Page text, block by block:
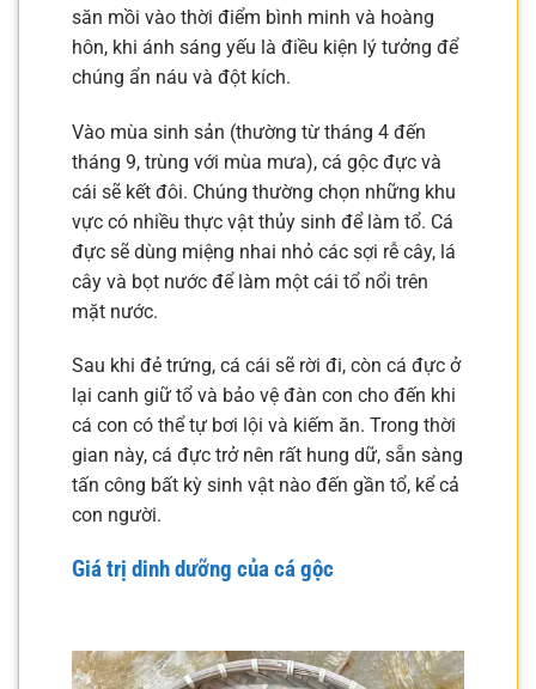
săn mồi vào thời điểm bình minh và hoàng
hôn, khi ánh sáng yếu là điều kiện lý tưởng để
chúng ẩn náu và đột kích.
Vào mùa sinh sản (thường từ tháng 4 đến
tháng 9, trùng với mùa mưa), cá gộc đực và
cái sẽ kết đôi. Chúng thường chọn những khu
vực có nhiều thực vật thủy sinh để làm tổ. Cá
đực sẽ dùng miệng nhai nhỏ các sợi rễ cây, lá
cây và bọt nước để làm một cái tổ nổi trên
mặt nước.
Sau khi đẻ trứng, cá cái sẽ rời đi, còn cá đực ở
lại canh giữ tổ và bảo vệ đàn con cho đến khi
cá con có thể tự bơi lội và kiếm ăn. Trong thời
gian này, cá đực trở nên rất hung dữ, sẵn sàng
tấn công bất kỳ sinh vật nào đến gần tổ, kể cả
con người.
Giá trị dinh dưỡng của cá gộc